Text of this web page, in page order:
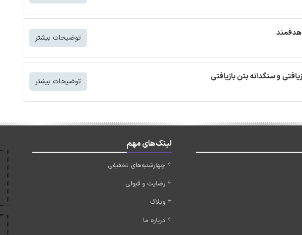
هدفمند توضیحات بیشتر
و سنگدانه بتن بازیافتی توضیحات بیشتر
لینک‌های مهم
چهارشنبه‌های تخفیفی
رضایت و قبولی
وبلاگ
درباره ما